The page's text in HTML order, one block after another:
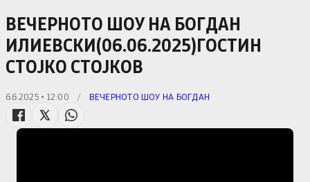
ВЕЧЕРНОТО ШОУ НА БОГДАН
ИЛИЕВСКИ(06.06.2025)ГОСТИН
СТОЈКО СТОЈКОВ
6.6.2025 • 12:00 / ВЕЧЕРНОТО ШОУ НА БОГДАН